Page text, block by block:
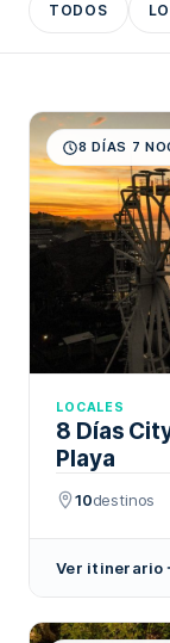
TODOS
8 DÍAS 7
LOCALES
8 Días
Playa
10destinos
Ver itinerario